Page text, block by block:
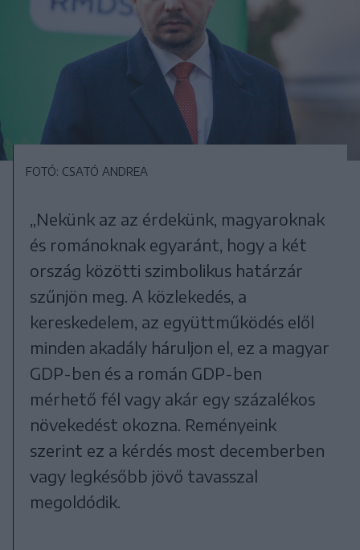
FOTÓ: CSATÓ ANDREA
„Nekünk az az érdekünk, magyaroknak
és románoknak egyaránt, hogy a két
ország közötti szimbolikus határzár
szűnjön meg. A közlekedés, a
kereskedelem, az együttműködés elől
minden akadály háruljon el, ez a magyar
GDP-ben és a román GDP-ben
mérhető fél vagy akár egy százalékos
növekedést okozna. Reményeink
szerint ez a kérdés most decemberben
vagy legkésőbb jövő tavasszal
megoldódik.